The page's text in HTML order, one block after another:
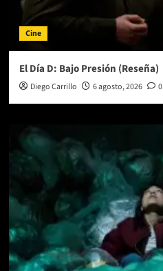
Cine
El Día D: Bajo Presión (Reseña)
Diego Carrillo 6 agosto, 2026 0